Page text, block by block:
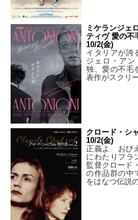
ミケランジェ
ティヴ 愛の不
10/2(金)
イタリアが誇
ジェロ・ア
独、愛の不毛
表作がスクリ
クロード・シ
10/2(金)
正義よ おび
にわたりフラ
監督クロード
の作品群の中
をはなつ伝説